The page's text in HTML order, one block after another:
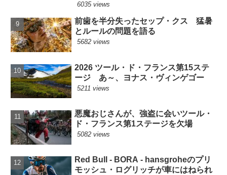
6035 views
前歯を半分失ったセップ・クス 猛暑
とルールの問題を語る
5682 views
2026 ツール・ド・フランス第15ステ
ージ あ～、ヨナス・ヴィンゲゴー
5211 views
悪魔おじさんが、強盗に会いツール・
ド・フランス第1ステージを欠場
5082 views
Red Bull - BORA - hansgroheのプリ
モッシュ・ログリッチが車にはねられ